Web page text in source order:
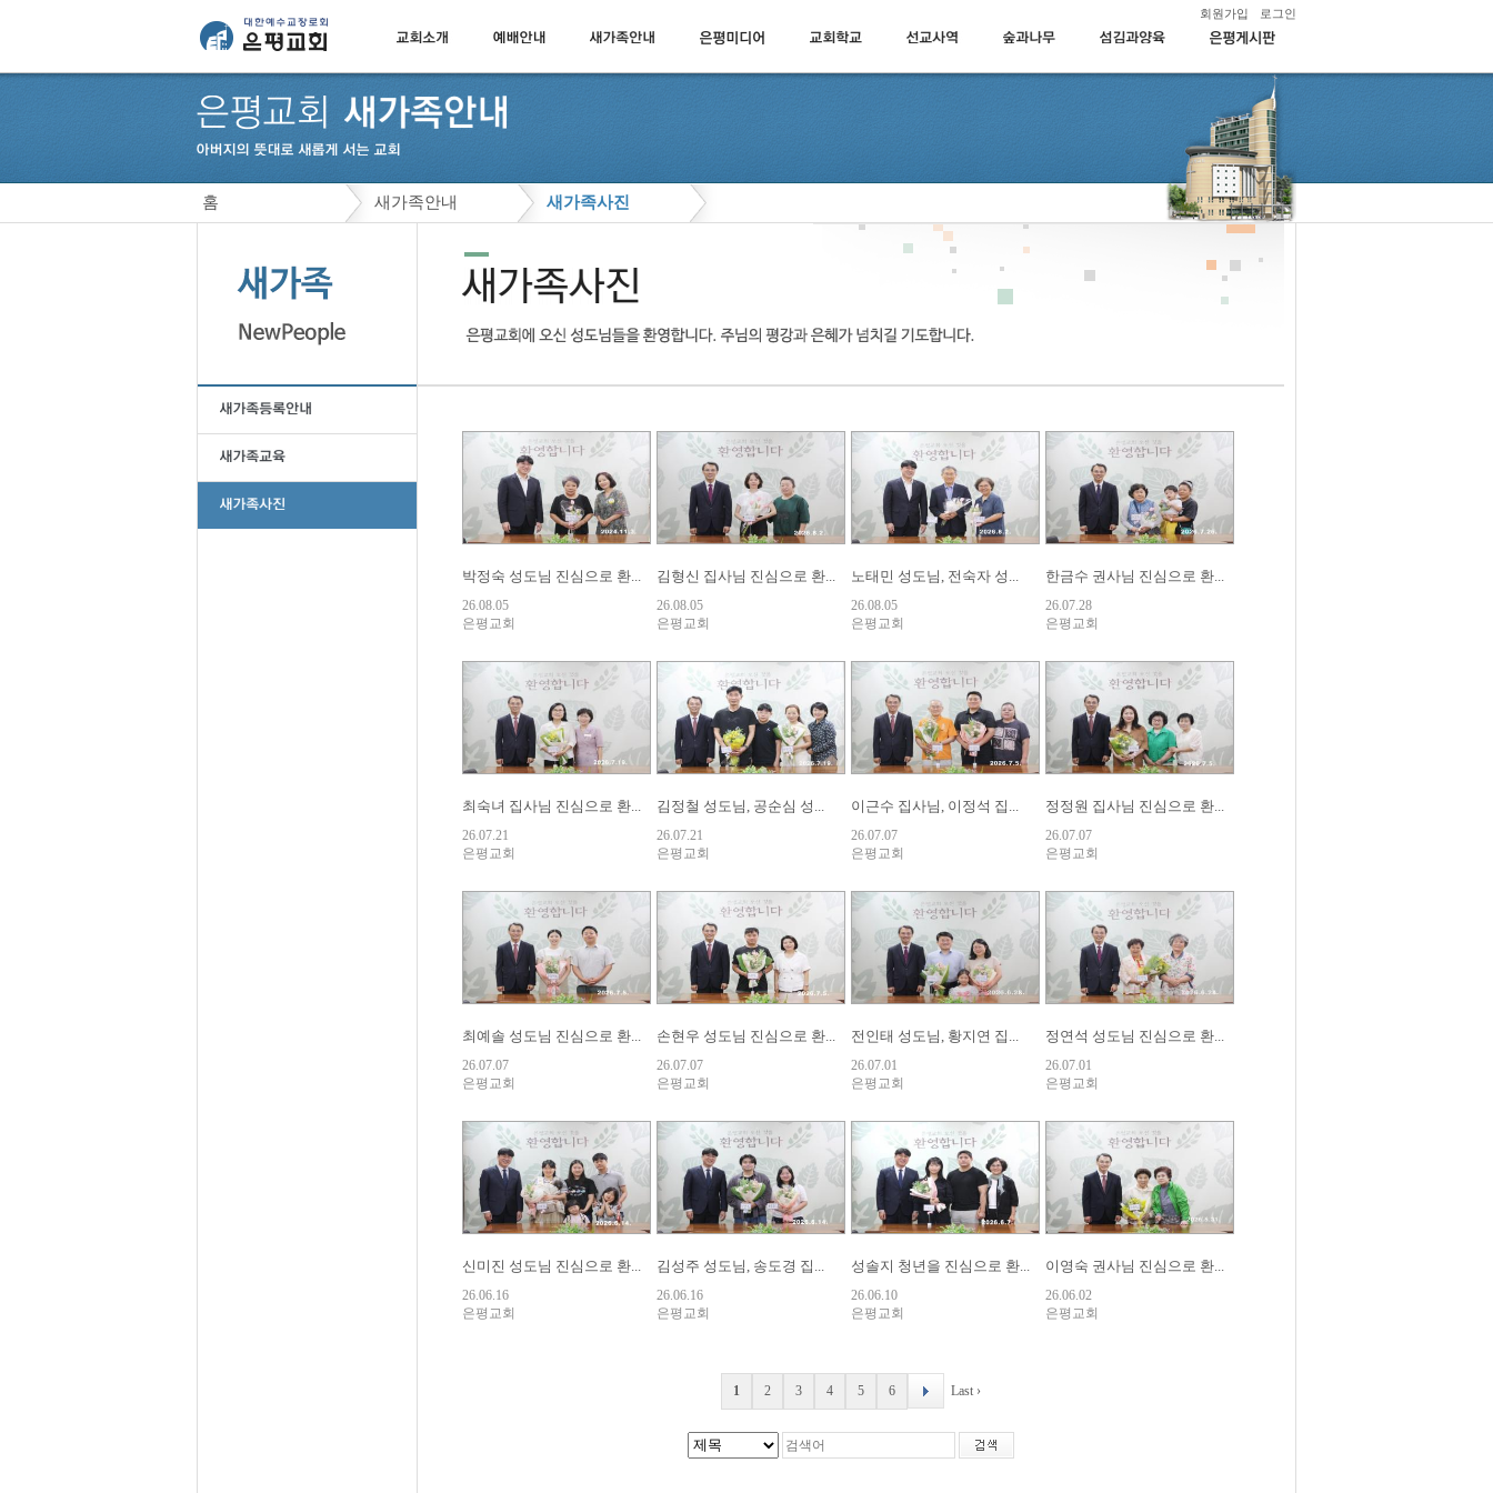
회원가입 로그인
홈 새가족안내 새가족사진
박정숙 성도님 진심으로 환...
26.08.05
은평교회
김형신 집사님 진심으로 환...
26.08.05
은평교회
노태민 성도님, 전숙자 성...
26.08.05
은평교회
한금수 권사님 진심으로 환...
26.07.28
은평교회
최숙녀 집사님 진심으로 환...
26.07.21
은평교회
김정철 성도님, 공순심 성...
26.07.21
은평교회
이근수 집사님, 이정석 집...
26.07.07
은평교회
정정원 집사님 진심으로 환...
26.07.07
은평교회
최예솔 성도님 진심으로 환...
26.07.07
은평교회
손현우 성도님 진심으로 환...
26.07.07
은평교회
전인태 성도님, 황지연 집...
26.07.01
은평교회
정연석 성도님 진심으로 환...
26.07.01
은평교회
신미진 성도님 진심으로 환...
26.06.16
은평교회
김성주 성도님, 송도경 집...
26.06.16
은평교회
성솔지 청년을 진심으로 환...
26.06.10
은평교회
이영숙 권사님 진심으로 환...
26.06.02
은평교회
1 2 3 4 5 6 Last ›